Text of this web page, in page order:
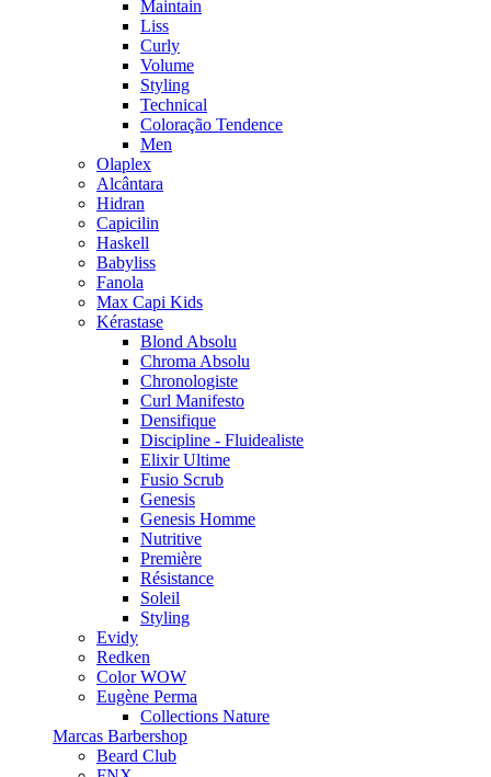
Maintain
Liss
Curly
Volume
Styling
Technical
Coloração Tendence
Men
Olaplex
Alcântara
Hidran
Capicilin
Haskell
Babyliss
Fanola
Max Capi Kids
Kérastase
Blond Absolu
Chroma Absolu
Chronologiste
Curl Manifesto
Densifique
Discipline - Fluidealiste
Elixir Ultime
Fusio Scrub
Genesis
Genesis Homme
Nutritive
Première
Résistance
Soleil
Styling
Evidy
Redken
Color WOW
Eugène Perma
Collections Nature
Marcas Barbershop
Beard Club